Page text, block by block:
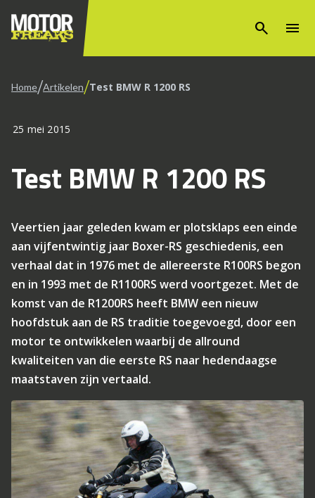
search menu
Home/Artikelen/Test BMW R 1200 RS
25 mei 2015
Test BMW R 1200 RS
Veertien jaar geleden kwam er plotsklaps een einde
aan vijfentwintig jaar Boxer-RS geschiedenis, een
verhaal dat in 1976 met de allereerste R100RS begon
en in 1993 met de R1100RS werd voortgezet. Met de
komst van de R1200RS heeft BMW een nieuw
hoofdstuk aan de RS traditie toegevoegd, door een
motor te ontwikkelen waarbij de allround
kwaliteiten van die eerste RS naar hedendaagse
maatstaven zijn vertaald.